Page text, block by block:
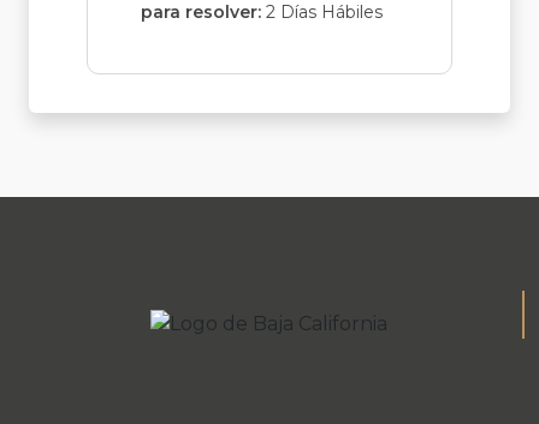
para resolver: 2 Días Hábiles